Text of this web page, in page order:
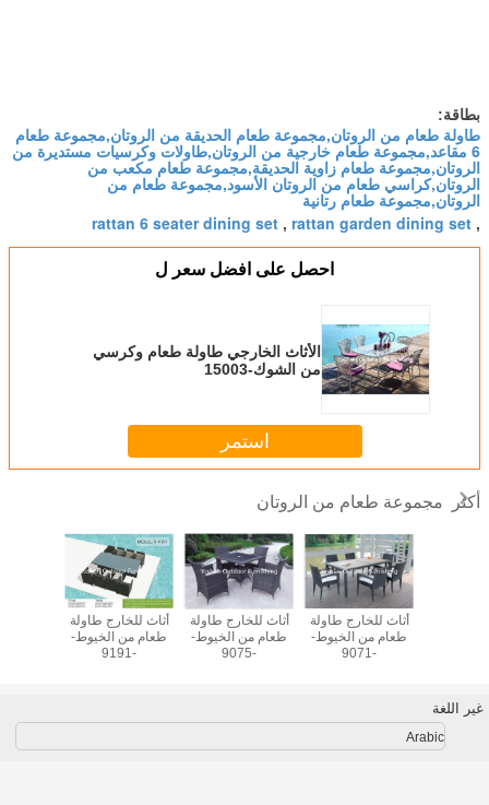
بطاقة:
طاولة طعام من الروتان,مجموعة طعام الحديقة من الروتان,مجموعة طعام
6 مقاعد,مجموعة طعام خارجية من الروتان,طاولات وكرسيات مستديرة من
الروتان,مجموعة طعام زاوية الحديقة,مجموعة طعام مكعب من
الروتان,كراسي طعام من الروتان الأسود,مجموعة طعام من
الروتان,مجموعة طعام رتانية
,
rattan garden dining set
,
rattan 6 seater dining set
احصل على افضل سعر ل
الأثاث الخارجي طاولة طعام وكرسي
من الشوك-15003
استمر
أكثر مجموعة طعام من الروتان
أثاث للخارج طاولة
طعام من الخيوط-
-9191
أثاث للخارج طاولة
طعام من الخيوط-
-9075
أثاث للخارج طاولة
طعام من الخيوط-
-9071
غير اللغة
Arabic